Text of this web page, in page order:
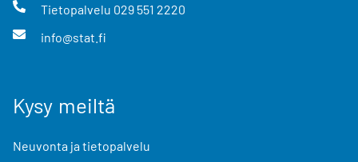
Tietopalvelu 029 551 2220
info@stat.fi
Kysy meiltä
Neuvonta ja tietopalvelu